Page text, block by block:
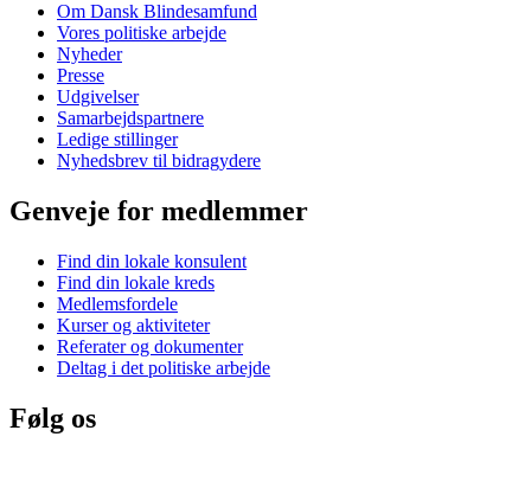
Om Dansk Blindesamfund
Vores politiske arbejde
Nyheder
Presse
Udgivelser
Samarbejdspartnere
Ledige stillinger
Nyhedsbrev til bidragydere
Genveje for medlemmer
Find din lokale konsulent
Find din lokale kreds
Medlemsfordele
Kurser og aktiviteter
Referater og dokumenter
Deltag i det politiske arbejde
Følg os